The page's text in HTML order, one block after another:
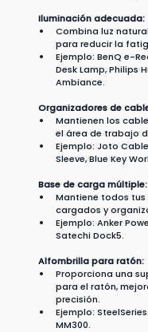
Iluminación adecuada:
Combina luz
para reducir la
Ejemplo: BenQ e-
Desk Lamp, Philips
Ambiance.
Organizadores de
Mantienen los
el área de trabajo
Ejemplo: Joto
Sleeve, Blue Key
Base de carga múltiple:
Mantiene todos
cargados y
Ejemplo: Anker
Satechi Dock5.
Alfombrilla para ratón:
Proporciona una
para el ratón,
precisión.
Ejemplo:
MM300.